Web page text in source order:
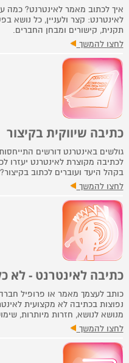
איך לכתוב מאמר לאינטרנט? כמה
לאינטרנט: קצר ולעניין, כל נושא
תקנית, קישורים ומבחן החברים.
לחצו להמשך
כתיבה שיווקית בקיצור
גולשים באינטרנט דורשים
לכתיבה מקוצרת לאינטרנט
בקהל היעד ועוברים לכתוב בקיצור?
לחצו להמשך
כתיבה לאינטרנט - לא
כותב לעצמך מאמר או פרופיל
נפוצות בכתיבה לא מקצועית
מנושא לנושא, חזרות מיותרות,
לחצו להמשך